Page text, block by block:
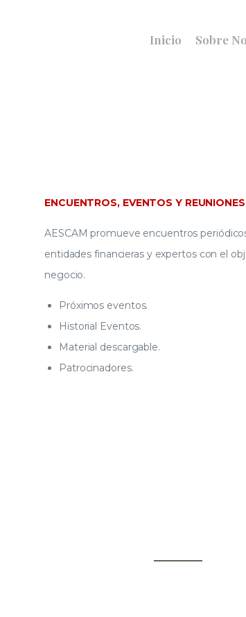
Inicio Sobre
ENCUENTROS, EVENTOS Y
AESCAM promueve encuentros
entidades financieras y expertos con el
negocio.
Próximos eventos.
Historial Eventos.
Material descargable.
Patrocinadores.